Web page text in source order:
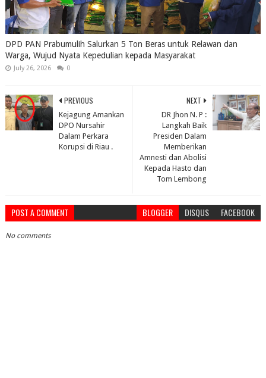
DPD PAN Prabumulih Salurkan 5 Ton Beras untuk Relawan dan
Warga, Wujud Nyata Kepedulian kepada Masyarakat
July 26, 2026 0
NEXT
DR Jhon N. P :
Langkah Baik
Presiden Dalam
Memberikan
Amnesti dan Abolisi
Kepada Hasto dan
Tom Lembong
PREVIOUS
Kejagung Amankan
DPO Nursahir
Dalam Perkara
Korupsi di Riau .
POST A COMMENT BLOGGER DISQUS FACEBOOK
No comments